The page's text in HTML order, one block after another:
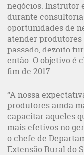
negócios. Instrutor
durante
oportunidades de
atender produtores
passado, dezoito
então. O objetivo é
fim de 2017.
“A nossa
produtores ainda
capacitar aqueles
mais efetivos no
o chefe de
Extensão Rural do